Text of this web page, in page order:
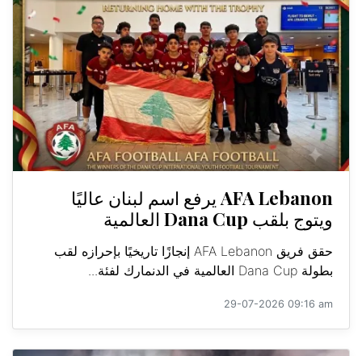
AFA Lebanon يرفع اسم لبنان عاليًا
ويتوج بلقب Dana Cup العالمية
حقق فريق AFA Lebanon إنجازًا تاريخيًا بإحرازه لقب
بطولة Dana Cup العالمية في الدنمارك لفئة...
29-07-2026 09:16 am